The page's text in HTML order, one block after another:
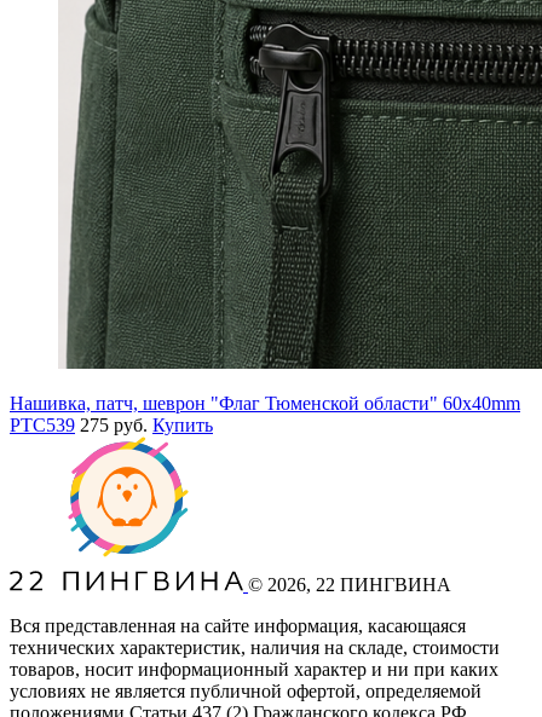
Нашивка, патч, шеврон "Флаг Тюменской области" 60x40mm
PTC539 275 руб. Купить
© 2026, 22 ПИНГВИНА
Вся представленная на сайте информация, касающаяся
технических характеристик, наличия на складе, стоимости
товаров, носит информационный характер и ни при каких
условиях не является публичной офертой, определяемой
положениями Статьи 437 (2) Гражданского кодекса РФ.